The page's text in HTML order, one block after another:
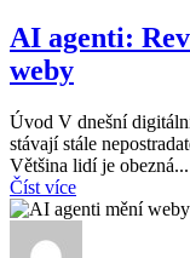
AI agenti:
weby
Úvod V dnešní
stávají stále
Většina lidí je obezná...
Číst více